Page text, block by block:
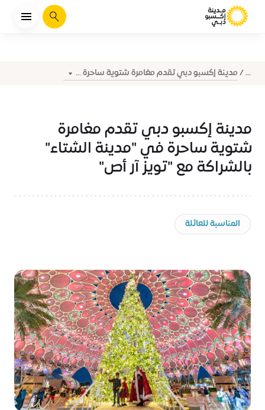
يبحث
... مدينة إكسبو دبي تقدم مغامرة شتوية ساحرة ...
مدينة إكسبو دبي تقدم مغامرة
شتوية ساحرة في "مدينة الشتاء"
بالشراكة مع "تويز آر أص"
المناسبة للعائلة